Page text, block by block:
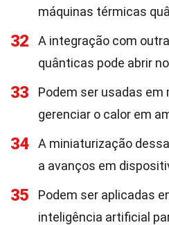
máquinas térmicas
32
A integração com
quânticas pode abrir
33
Podem ser usadas
gerenciar o calor em
34
A miniaturização
a avanços em
35
Podem ser aplicadas
inteligência artificial